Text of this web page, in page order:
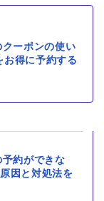
ーポンの使い
得に予約する
約ができな
因と対処法を